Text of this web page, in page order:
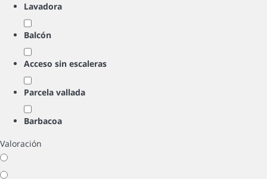
Lavadora
Balcón
Acceso sin escaleras
Parcela vallada
Barbacoa
Valoración